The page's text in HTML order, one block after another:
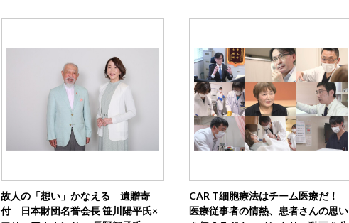
故人の「想い」かなえる 遺贈寄
付 日本財団名誉会長 笹川陽平氏×
CAR T細胞療法はチーム医療だ！
医療従事者の情熱、患者さんの思い